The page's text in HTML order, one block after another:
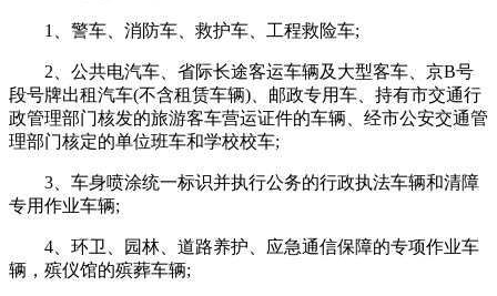
1、警车、消防车、救护车、工程救险车;
2、公共电汽车、省际长途客运车辆及大型客车、京B号
段号牌出租汽车(不含租赁车辆)、邮政专用车、持有市交通行
政管理部门核发的旅游客车营运证件的车辆、经市公安交通管
理部门核定的单位班车和学校校车;
3、车身喷涂统一标识并执行公务的行政执法车辆和清障
专用作业车辆;
4、环卫、园林、道路养护、应急通信保障的专项作业车
辆，殡仪馆的殡葬车辆;